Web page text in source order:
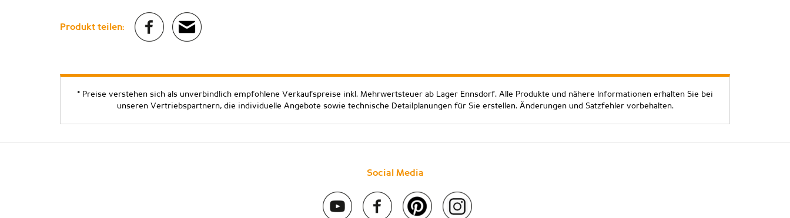
Produkt teilen:
* Preise verstehen sich als unverbindlich empfohlene Verkaufspreise inkl. Mehrwertsteuer ab Lager Ennsdorf. Alle Produkte und nähere Informationen erhalten Sie bei
unseren Vertriebspartnern, die individuelle Angebote sowie technische Detailplanungen für Sie erstellen. Änderungen und Satzfehler vorbehalten.
Social Media